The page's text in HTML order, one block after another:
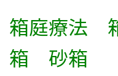
箱庭療法
箱 砂箱